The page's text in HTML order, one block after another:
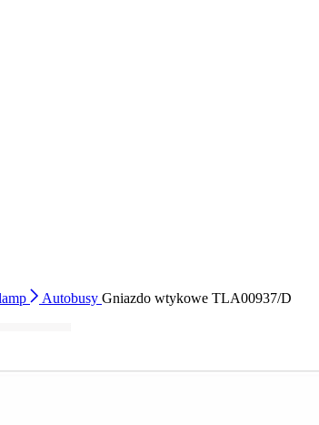
Autobusy Gniazdo wtykowe TLA00937/D